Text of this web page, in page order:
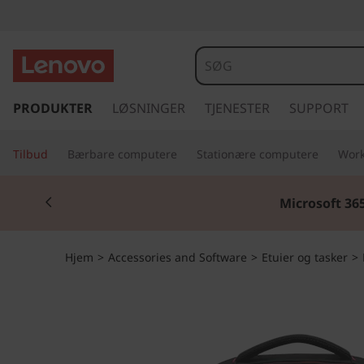
p
n
PRODUKTER LØSNINGER TJENESTER SUPPORT
Tilbud Bærbare computere Stationære computere
Microsoft
Currently displaying item 2 of 2
Hjem > Accessories and Software > Etuier og tasker >